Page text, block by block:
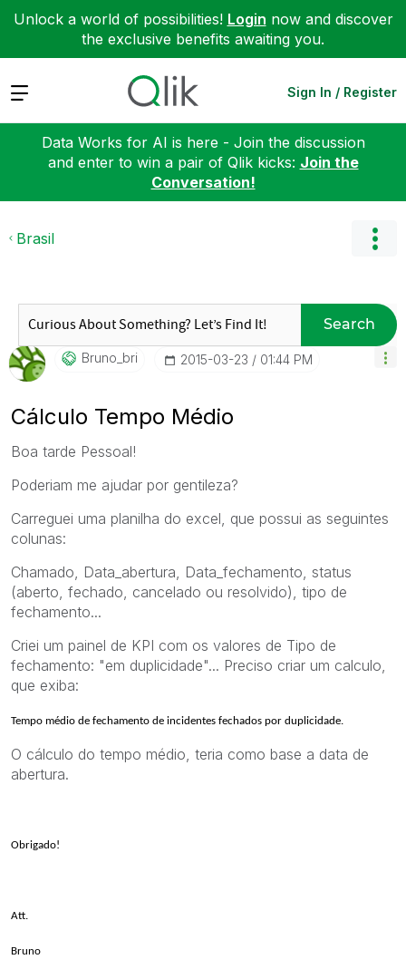
Unlock a world of possibilities! Login now and discover
the exclusive benefits awaiting you.
Expand Sign In / Register
Data Works for AI is here - Join the discussion
and enter to win a pair of Qlik kicks: Join the
Conversation!
Brasil
Search
Bruno_bri ‎2015-03-23 01:44 PM
Cálculo Tempo Médio
Boa tarde Pessoal!
Poderiam me ajudar por gentileza?
Carreguei uma planilha do excel, que possui as seguintes
colunas:
Chamado, Data_abertura, Data_fechamento, status
(aberto, fechado, cancelado ou resolvido), tipo de
fechamento...
Criei um painel de KPI com os valores de Tipo de
fechamento: "em duplicidade"... Preciso criar um calculo,
que exiba:
Tempo médio de fechamento de incidentes fechados por duplicidade.
O cálculo do tempo médio, teria como base a data de
abertura.
Obrigado!
Att.
Bruno